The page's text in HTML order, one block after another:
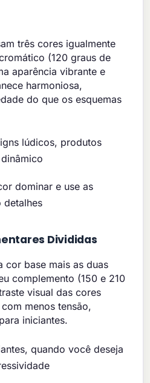
três cores igualmente
(120 graus de
aparência vibrante e
harmoniosa,
do que os esquemas
lúdicos, produtos
dominar e use as
detalhes
Divididas
cor base mais as duas
complemento (150 e 210
visual das cores
menos tensão,
iniciantes.
quando você deseja